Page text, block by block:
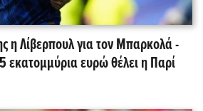
η Λίβερπουλ για τον Μπαρκολά -
εκατομμύρια ευρώ θέλει η Παρί